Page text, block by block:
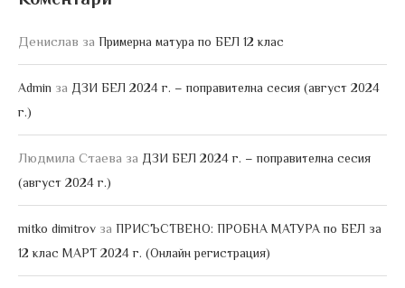
Денислав за Примерна матура по БЕЛ 12 клас
Admin за ДЗИ БЕЛ 2024 г. – поправителна сесия (август 2024
г.)
Людмила Стаева за ДЗИ БЕЛ 2024 г. – поправителна сесия
(август 2024 г.)
mitko dimitrov за ПРИСЪСТВЕНО: ПРОБНА МАТУРА по БЕЛ за
12 клас МАРТ 2024 г. (Онлайн регистрация)